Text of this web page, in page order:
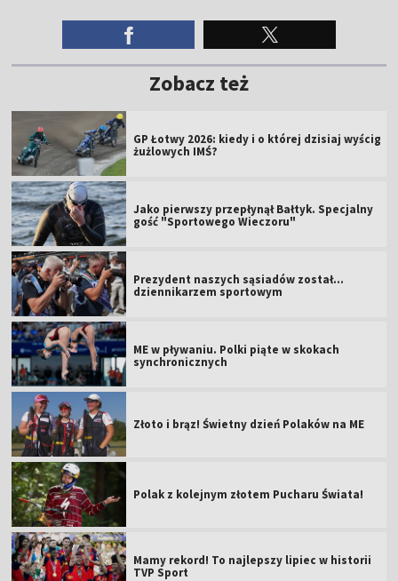
Zobacz też
GP Łotwy 2026: kiedy i o której dzisiaj wyścig
żużlowych IMŚ?
Jako pierwszy przepłynął Bałtyk. Specjalny
gość "Sportowego Wieczoru"
Prezydent naszych sąsiadów został...
dziennikarzem sportowym
ME w pływaniu. Polki piąte w skokach
synchronicznych
Złoto i brąz! Świetny dzień Polaków na ME
Polak z kolejnym złotem Pucharu Świata!
Mamy rekord! To najlepszy lipiec w historii
TVP Sport